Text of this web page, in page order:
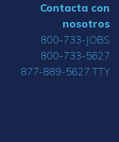
Contacta con
nosotros
800-733-JOBS
800-733-5627
877-889-5627 TTY